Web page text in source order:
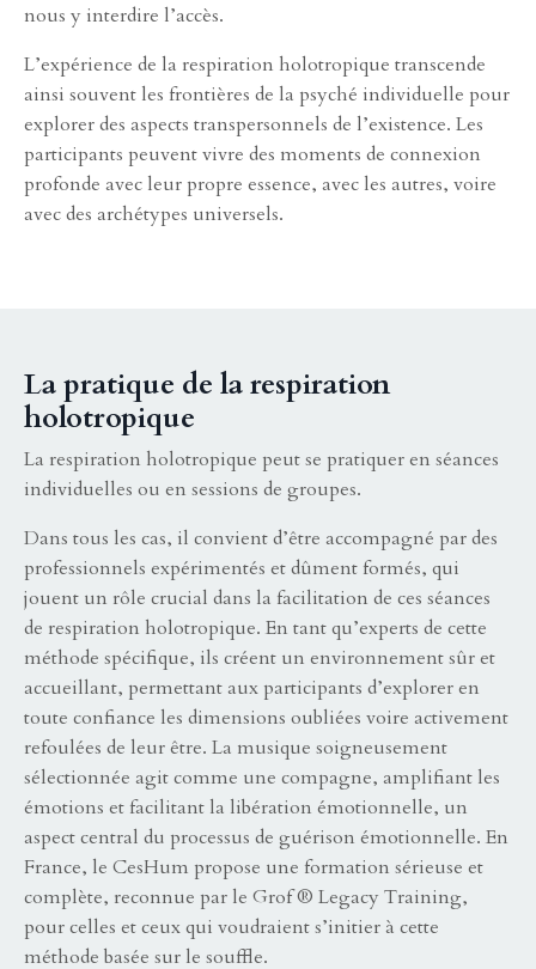
nous y interdire l’accès.
L’expérience de la respiration holotropique transcende
ainsi souvent les frontières de la psyché individuelle pour
explorer des aspects transpersonnels de l’existence. Les
participants peuvent vivre des moments de connexion
profonde avec leur propre essence, avec les autres, voire
avec des archétypes universels.
La pratique de la respiration
holotropique
La respiration holotropique peut se pratiquer en séances
individuelles ou en sessions de groupes.
Dans tous les cas, il convient d’être accompagné par des
professionnels expérimentés et dûment formés, qui
jouent un rôle crucial dans la facilitation de ces séances
de respiration holotropique. En tant qu’experts de cette
méthode spécifique, ils créent un environnement sûr et
accueillant, permettant aux participants d’explorer en
toute confiance les dimensions oubliées voire activement
refoulées de leur être. La musique soigneusement
sélectionnée agit comme une compagne, amplifiant les
émotions et facilitant la libération émotionnelle, un
aspect central du processus de guérison émotionnelle. En
France, le CesHum propose une formation sérieuse et
complète, reconnue par le Grof ® Legacy Training,
pour celles et ceux qui voudraient s’initier à cette
méthode basée sur le souffle.